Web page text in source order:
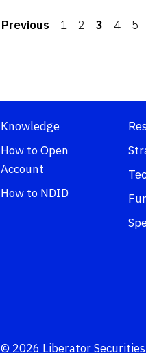
Previous 1 2 3 4 5
Knowledge
How to Open
Account
How to NDID
© 2026 Liberator